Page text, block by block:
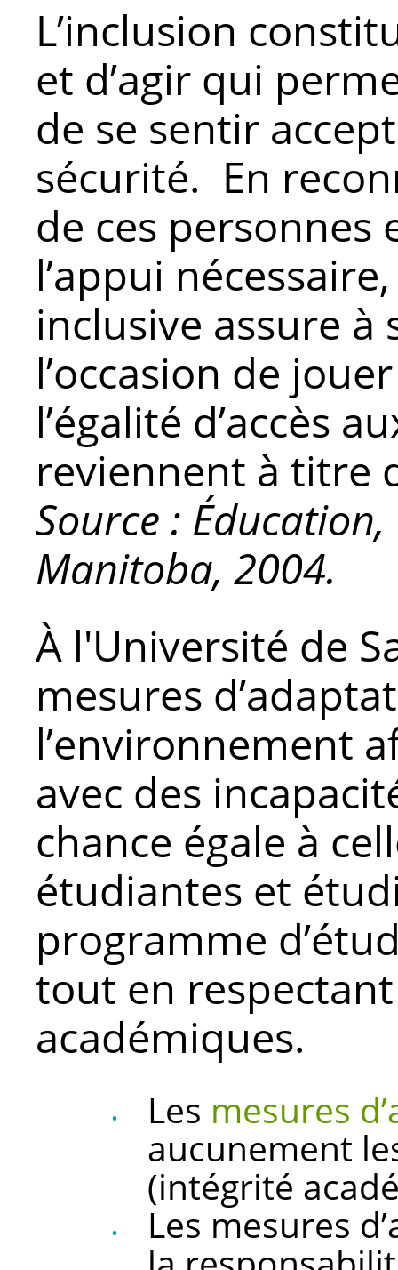
L’inclusion
et d’agir qui
de se sentir
sécurité. En
de ces
l’appui
inclusive assure à
l’occasion de
l’égalité d’accès
reviennent à titre
Source : Éducation,
Manitoba, 2004.
À l'Université de
mesures
l’environnement
avec des
chance égale à
étudiantes et
programme
tout en
académiques.
Les mesures
aucunement
(intégrité
Les mesures